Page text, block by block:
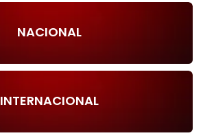
NACIONAL
INTERNACIONAL